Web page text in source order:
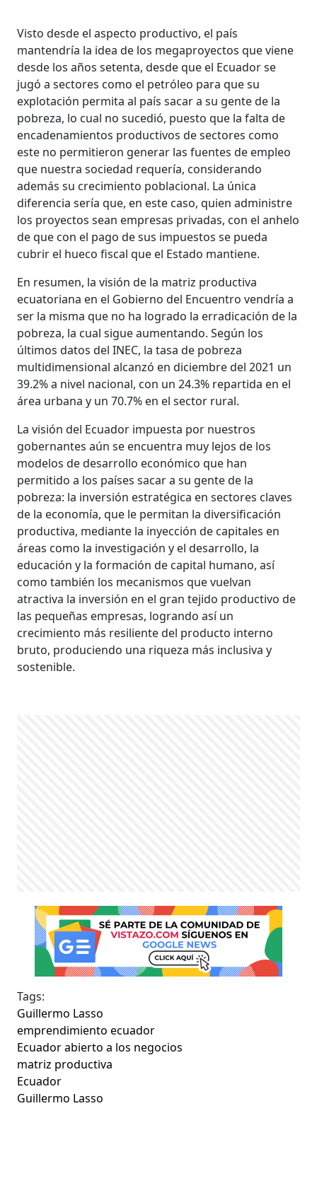
Visto desde el aspecto productivo, el país
mantendría la idea de los megaproyectos que viene
desde los años setenta, desde que el Ecuador se
jugó a sectores como el petróleo para que su
explotación permita al país sacar a su gente de la
pobreza, lo cual no sucedió, puesto que la falta de
encadenamientos productivos de sectores como
este no permitieron generar las fuentes de empleo
que nuestra sociedad requería, considerando
además su crecimiento poblacional. La única
diferencia sería que, en este caso, quien administre
los proyectos sean empresas privadas, con el anhelo
de que con el pago de sus impuestos se pueda
cubrir el hueco fiscal que el Estado mantiene.
En resumen, la visión de la matriz productiva
ecuatoriana en el Gobierno del Encuentro vendría a
ser la misma que no ha logrado la erradicación de la
pobreza, la cual sigue aumentando. Según los
últimos datos del INEC, la tasa de pobreza
multidimensional alcanzó en diciembre del 2021 un
39.2% a nivel nacional, con un 24.3% repartida en el
área urbana y un 70.7% en el sector rural.
La visión del Ecuador impuesta por nuestros
gobernantes aún se encuentra muy lejos de los
modelos de desarrollo económico que han
permitido a los países sacar a su gente de la
pobreza: la inversión estratégica en sectores claves
de la economía, que le permitan la diversificación
productiva, mediante la inyección de capitales en
áreas como la investigación y el desarrollo, la
educación y la formación de capital humano, así
como también los mecanismos que vuelvan
atractiva la inversión en el gran tejido productivo de
las pequeñas empresas, logrando así un
crecimiento más resiliente del producto interno
bruto, produciendo una riqueza más inclusiva y
sostenible.
Tags:
Guillermo Lasso
emprendimiento ecuador
Ecuador abierto a los negocios
matriz productiva
Ecuador
Guillermo Lasso